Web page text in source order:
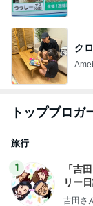
ク
トップブロガ
旅行
1
「吉
リー
y
吉田さ